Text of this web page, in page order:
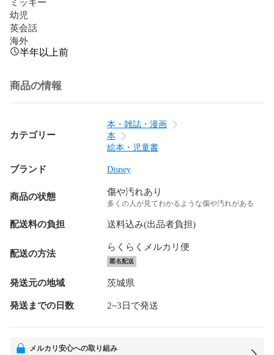
幼児
英会話
海外
半年以上前
商品の情報
カテゴリー
本・雑誌・漫画
本
絵本・児童書
ブランド Disney
商品の状態 傷や汚れあり
多くの人が見てわかるような傷や汚れがある
配送料の負担 送料込み(出品者負担)
配送の方法
らくらくメルカリ便
匿名配送
発送元の地域 茨城県
発送までの日数 2~3日で発送
メルカリ安心への取り組み